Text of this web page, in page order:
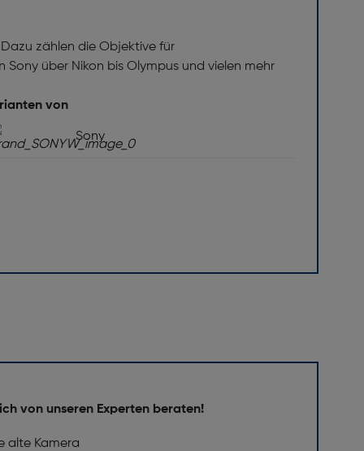
80
zählen die Objektive für
über Nikon bis Olympus und vielen mehr
von
Sony
von unseren Experten beraten!
alte Kamera